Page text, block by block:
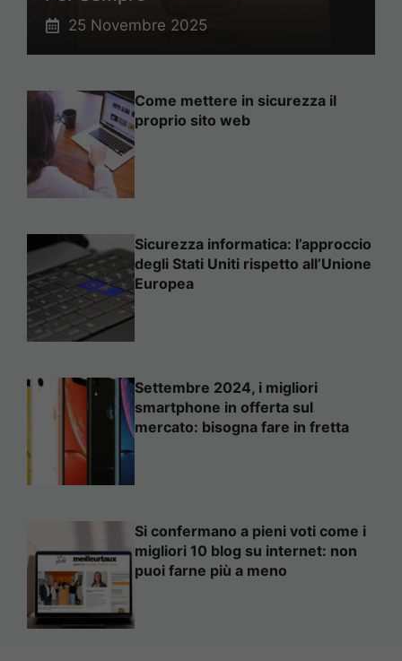
25 Novembre 2025
Come mettere in sicurezza il
proprio sito web
Sicurezza informatica: l’approccio
degli Stati Uniti rispetto all’Unione
Europea
Settembre 2024, i migliori
smartphone in offerta sul
mercato: bisogna fare in fretta
Si confermano a pieni voti come i
migliori 10 blog su internet: non
puoi farne più a meno